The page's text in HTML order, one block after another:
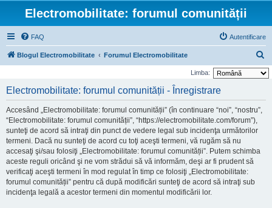
Electromobilitate: forumul comunității
FAQ Autentificare
Blogul Electromobilitate Forumul Electromobilitate
ă
Limba:
Electromobilitate: forumul comunității - Înregistrare
Accesând „Electromobilitate: forumul comunității” (în continuare “noi”, “nostru”,
“Electromobilitate: forumul comunității”, “https://electromobilitate.com/forum”),
sunteţi de acord să intraţi din punct de vedere legal sub incidenţa următorilor
termeni. Dacă nu sunteţi de acord cu toţi aceşti termeni, vă rugăm să nu
accesaţi şi/sau folosiţi „Electromobilitate: forumul comunității”. Putem schimba
aceste reguli oricând şi ne vom strădui să vă informăm, deşi ar fi prudent să
verificaţi aceşti termeni în mod regulat în timp ce folosiţi „Electromobilitate:
forumul comunității” pentru că după modificări sunteţi de acord să intraţi sub
incidenţa legală a acestor termeni din momentul modificării lor.